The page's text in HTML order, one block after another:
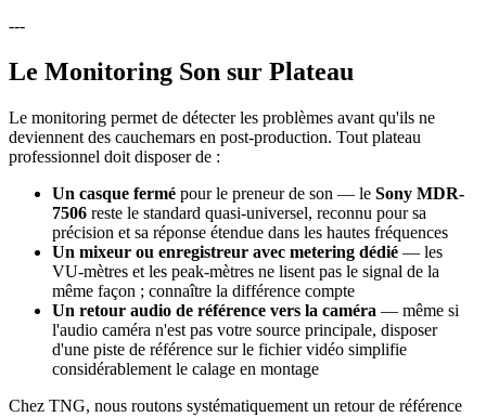
---
Le Monitoring Son sur Plateau
Le monitoring permet de détecter les problèmes avant qu'ils ne
deviennent des cauchemars en post-production. Tout plateau
professionnel doit disposer de :
Un casque fermé pour le preneur de son — le Sony MDR-
7506 reste le standard quasi-universel, reconnu pour sa
précision et sa réponse étendue dans les hautes fréquences
Un mixeur ou enregistreur avec metering dédié — les
VU-mètres et les peak-mètres ne lisent pas le signal de la
même façon ; connaître la différence compte
Un retour audio de référence vers la caméra — même si
l'audio caméra n'est pas votre source principale, disposer
d'une piste de référence sur le fichier vidéo simplifie
considérablement le calage en montage
Chez TNG, nous routons systématiquement un retour de référence